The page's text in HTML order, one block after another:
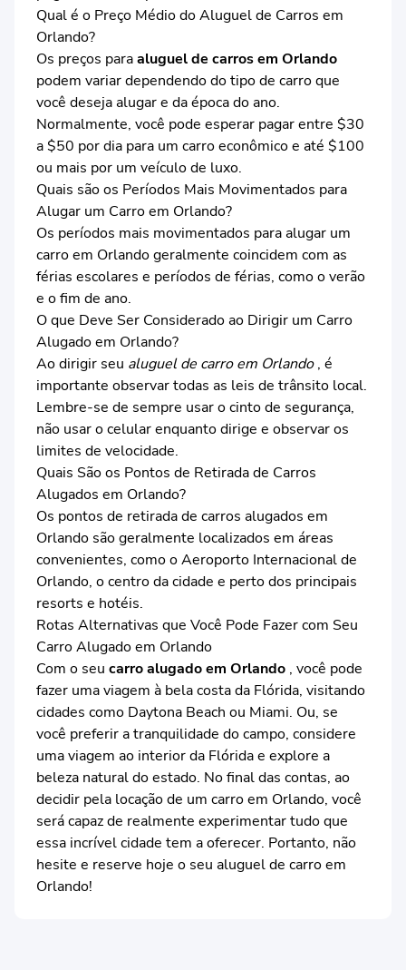
Qual é o Preço Médio do Aluguel de Carros em
Orlando?
Os preços paraaluguel de carros em Orlando
podem variar dependendo do tipo de carro que
você deseja alugar e da época do ano.
Normalmente, você pode esperar pagar entre $30
a $50 por dia para um carro econômico e até $100
ou mais por um veículo de luxo.
Quais são os Períodos Mais Movimentados para
Alugar um Carro em Orlando?
Os períodos mais movimentados para alugar um
carro em Orlando geralmente coincidem com as
férias escolares e períodos de férias, como o verão
e o fim de ano.
O que Deve Ser Considerado ao Dirigir um Carro
Alugado em Orlando?
Ao dirigir seu aluguel de carro em Orlando, é
importante observar todas as leis de trânsito local.
Lembre-se de sempre usar o cinto de segurança,
não usar o celular enquanto dirige e observar os
limites de velocidade.
Quais São os Pontos de Retirada de Carros
Alugados em Orlando?
Os pontos de retirada de carros alugados em
Orlando são geralmente localizados em áreas
convenientes, como o Aeroporto Internacional de
Orlando, o centro da cidade e perto dos principais
resorts e hotéis.
Rotas Alternativas que Você Pode Fazer com Seu
Carro Alugado em Orlando
Com o seu carro alugado em Orlando , você pode
fazer uma viagem à bela costa da Flórida, visitando
cidades como Daytona Beach ou Miami. Ou, se
você preferir a tranquilidade do campo, considere
uma viagem ao interior da Flórida e explore a
beleza natural do estado. No final das contas, ao
decidir pela locação de um carro em Orlando, você
será capaz de realmente experimentar tudo que
essa incrível cidade tem a oferecer. Portanto, não
hesite e reserve hoje o seu aluguel de carro em
Orlando!